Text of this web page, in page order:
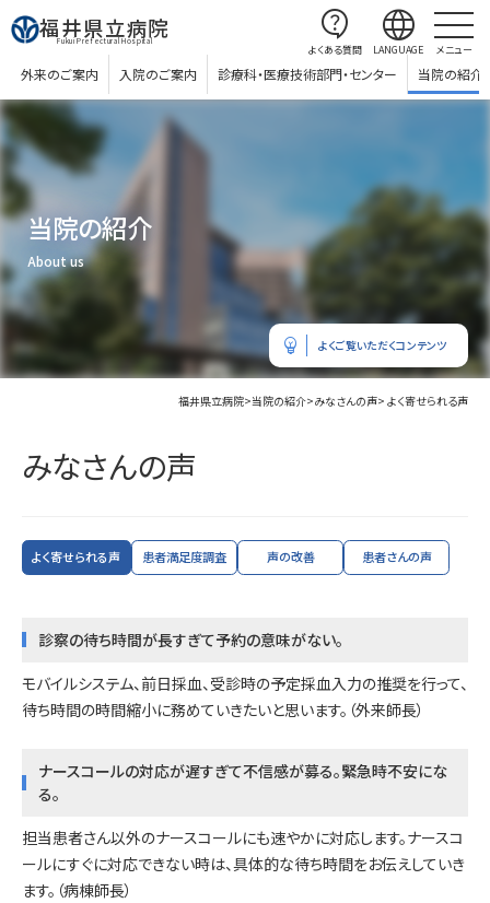
福井県立病院
Fukui Prefectural Hospital
外来のご案内 入院のご案内 診療科・医療技術部門・センター 当院の紹介
contact_support
よくある質問
language
LANGUAGE メニュー
当院の紹介
About us
福井県立病院>当院の紹介>みなさんの声> よく寄せられる声
みなさんの声
よく寄せられる声 患者満足度調査 声の改善 患者さんの声
診察の待ち時間が長すぎて予約の意味がない。
モバイルシステム、前日採血、受診時の予定採血入力の推奨を行って、
待ち時間の時間縮小に務めていきたいと思います。（外来師長）
ナースコールの対応が遅すぎて不信感が募る。緊急時不安にな
る。
担当患者さん以外のナースコールにも速やかに対応します。ナースコ
ールにすぐに対応できない時は、具体的な待ち時間をお伝えしていき
ます。（病棟師長）
emoji_objects よくご覧いただくコンテンツ